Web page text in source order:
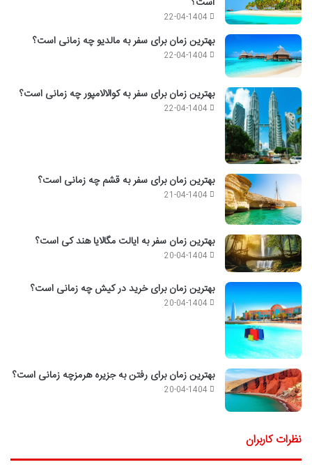
22-04-1404
بهترین زمان برای سفر به مالدیو چه زمانی است؟
22-04-1404
بهترین زمان برای سفر به کوالالامپور چه زمانی است؟
22-04-1404
بهترین زمان برای سفر به قشم چه زمانی است؟
21-04-1404
بهترین زمان سفر به ایالت مگالایا هند کی است؟
20-04-1404
بهترین زمان برای خرید در کیش چه زمانی است؟
20-04-1404
بهترین زمان برای رفتن به جزیره هرمزچه زمانی است؟
20-04-1404
نظرات کاربران